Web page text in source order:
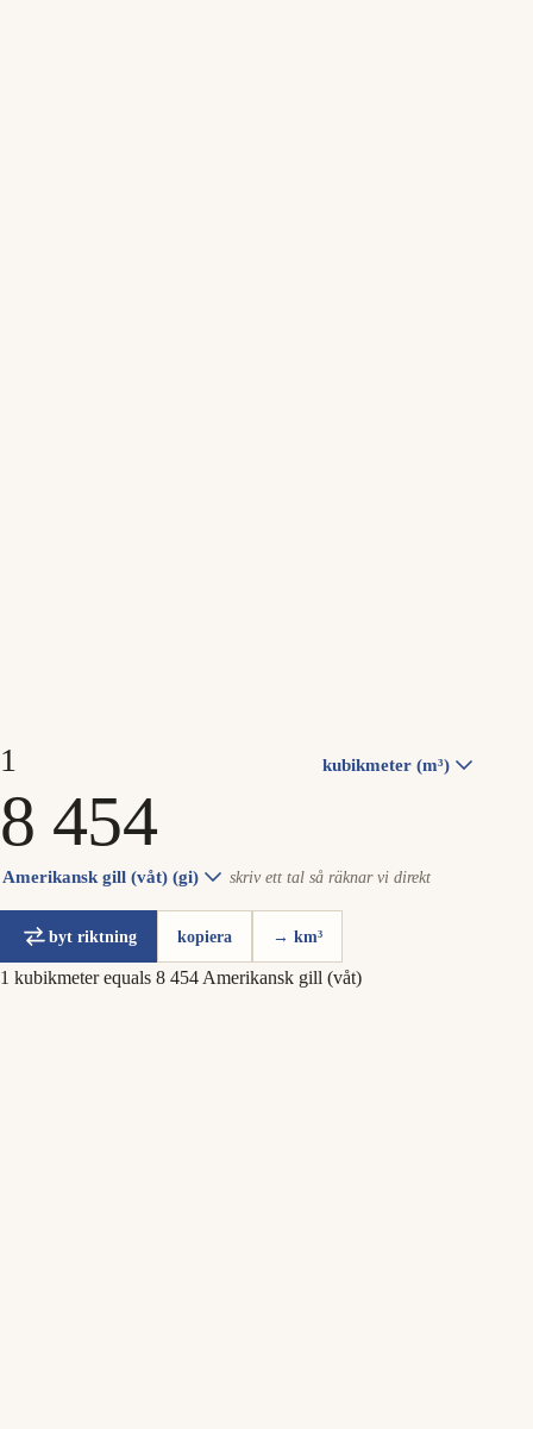
kubikmeter (m³)
Amerikansk gill (våt) (gi) skriv ett tal så räknar vi direkt
byt riktning kopiera → km³
1 kubikmeter equals 8 454 Amerikansk gill (våt)